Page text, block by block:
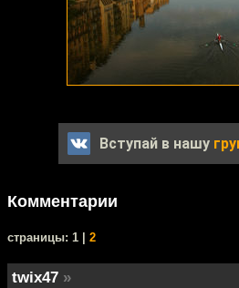
Вступай в нашу
Комментарии
cтраницы: 1 | 2
twix47 »